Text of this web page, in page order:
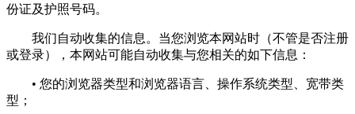
份证及护照号码。
我们自动收集的信息。当您浏览本网站时（不管是否注册
或登录），本网站可能自动收集与您相关的如下信息：
• 您的浏览器类型和浏览器语言、操作系统类型、宽带类
型；